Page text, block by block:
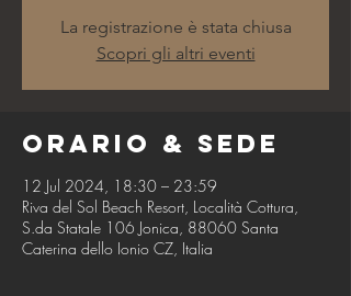
La registrazione è stata chiusa
Scopri gli altri eventi
Orario & Sede
12 Jul 2024, 18:30 – 23:59
Riva del Sol Beach Resort, Località Cottura,
S.da Statale 106 Jonica, 88060 Santa
Caterina dello Ionio CZ, Italia